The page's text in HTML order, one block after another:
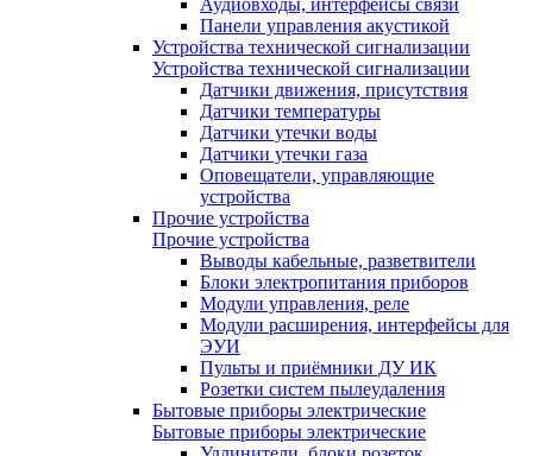
Аудиовходы, интерфейсы связи
Панели управления акустикой
Устройства технической сигнализации
Устройства технической сигнализации
Датчики движения, присутствия
Датчики температуры
Датчики утечки воды
Датчики утечки газа
Оповещатели, управляющие
устройства
Прочие устройства
Прочие устройства
Выводы кабельные, разветвители
Блоки электропитания приборов
Модули управления, реле
Модули расширения, интерфейсы для
ЭУИ
Пульты и приёмники ДУ ИК
Розетки систем пылеудаления
Бытовые приборы электрические
Бытовые приборы электрические